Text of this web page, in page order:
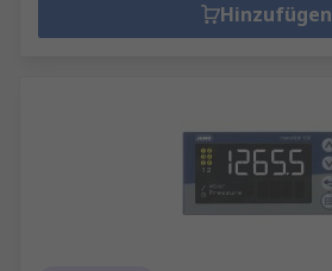
Hinzufügen